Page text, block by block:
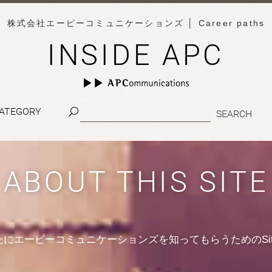
株式会社エーピーコミュニケーションズ │ Career paths
INSIDE APC
ABOUT THIS SITE
にエーピーコミュニケーションズを知ってもらうための